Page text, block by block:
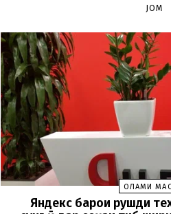
JOM
ОЛАМИ
Яндекс барои рушди